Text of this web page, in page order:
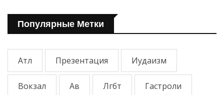
Популярные Метки
Атл Презентация Иудаизм
Вокзал Ав Лгбт Гастроли